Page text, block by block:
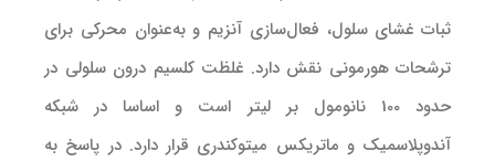
ثبات غشای سلول، فعال‌سازی آنزیم و به‌عنوان محرکی برای
ترشحات هورمونی نقش دارد. غلظت کلسیم درون سلولی در
حدود 100 نانومول بر لیتر است و اساسا در شبکه
آندوپلاسمیک و ماتریکس میتوکندری قرار دارد. در پاسخ به